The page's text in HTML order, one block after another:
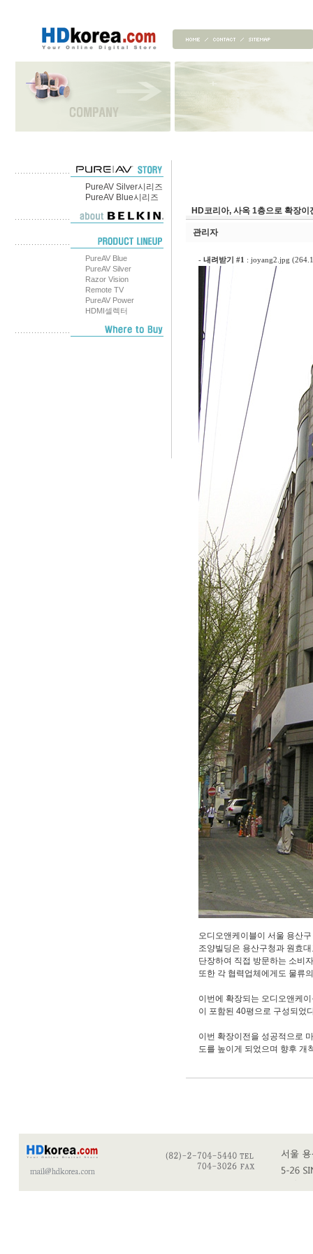
PureAV Silver시리즈
PureAV Blue시리즈
PureAV Blue
PureAV Silver
Razor Vision
Remote TV
PureAV Power
HDMI셀렉터
HD코리아, 사옥 1층으로 확장이
관리자
- 내려받기 #1 : joyang2.jpg
오디오앤케이블이 서울 용산
조양빌딩은 용산구청과 원효
단장하여 직접 방문하는 소비
또한 각 협력업체에게도 물류
이번에 확장되는 오디오앤케
이 포함된 40평으로 구성되었
이번 확장이전을 성공적으로
도를 높이게 되었으며 향후 개